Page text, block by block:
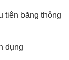
tiên băng thông
dụng